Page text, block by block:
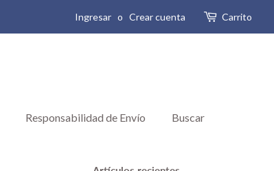
Ingresar o Crear cuenta Carrito
Responsabilidad de Envío Buscar